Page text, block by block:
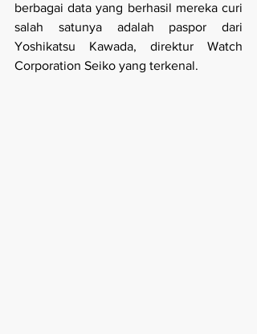
berbagai data yang berhasil mereka curi
salah satunya adalah paspor dari
Yoshikatsu Kawada, direktur Watch
Corporation Seiko yang terkenal.